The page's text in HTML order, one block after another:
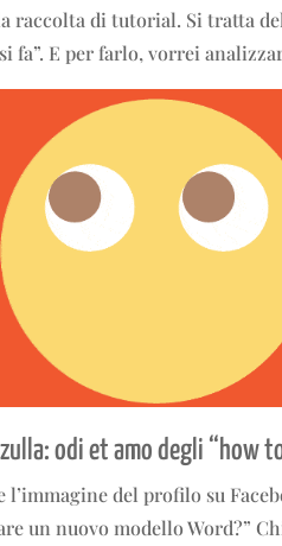
raccolta di tutorial. Si tratta
fa”. E per farlo, vorrei
odi et amo degli “how
l’immagine del profilo su
un nuovo modello Word?”